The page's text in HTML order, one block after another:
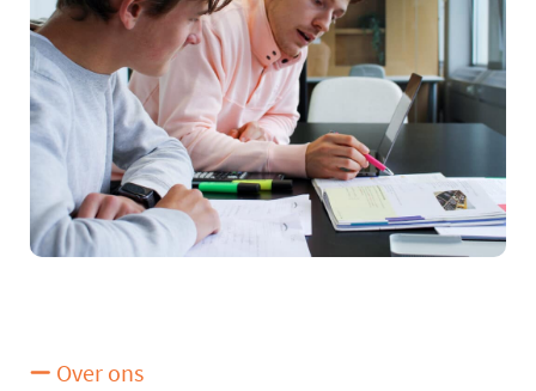
Over ons